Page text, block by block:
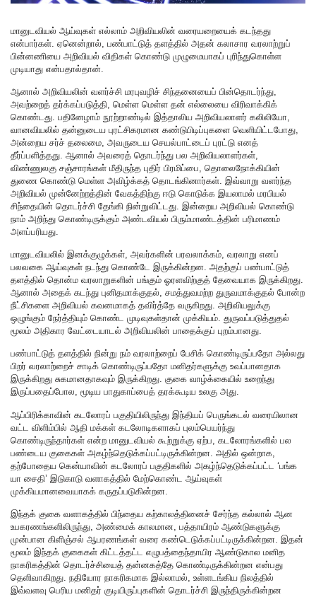
மானுடவியல் ஆய்வுகள் எல்லாம் அறிவியலின் வரையறையைக் கடந்தது
என்பார்கள். ஏனென்றால், பண்பாட்டுத் தளத்தில் அதன் கலாசார வரலாற்றுப்
பின்னணியை அறிவியல் விதிகள் கொண்டு முழுமையாகப் புரிந்துகொள்ள
முடியாது என்பதால்தான்.
ஆனால் அறிவியலின் வளர்ச்சி மரபுவழிச் சிந்தனையைப் பின்தொடர்ந்து,
அவற்றைத் தர்க்கப்படுத்தி, மெள்ள மெள்ள தன் எல்லையை விரிவாக்கிக்
கொண்டது. பதினேழாம் நூற்றாண்டில் இத்தாலிய அறிவியலாளர் கலிலியோ,
வானவியலில் தன்னுடைய புரட்சிகரமான கண்டுபிடிப்புகளை வெளியிட்டபோது,
அன்றைய சர்ச் தலைமை, அவருடைய செயல்பாட்டைப் புரட்டு எனத்
தீர்ப்பளித்தது. ஆனால் அவரைத் தொடர்ந்து பல அறிவியலாளர்கள்,
விண்ணுலகு சஞ்சாரங்கள் மீதிருந்த புதிர் பிரமிப்பை, தொலைநோக்கியின்
துணை கொண்டு மெள்ள அவிழ்க்கத் தொடங்கினார்கள். இவ்வாறு வளர்ந்த
அறிவியல் முன்னேற்றத்தின் வேகத்திற்கு ஈடு கொடுக்க இயலாமல் மரபியல்
சிந்தையின் தொடர்ச்சி தேங்கி நின்றுவிட்டது. இன்றைய அறிவியல் கொண்டு
நாம் அறிந்து கொண்டிருக்கும் அண்டவியல் பிரும்மாண்டத்தின் பரிமாணம்
அளப்பரியது.
மானுடவியலில் இனக்குழுக்கள், அவர்களின் பரவலாக்கம், வரலாறு எனப்
பலவகை ஆய்வுகள் நடந்து கொண்டே இருக்கின்றன. அதற்குப் பண்பாட்டுத்
தளத்தில் தொன்ம வரலாறுகளின் பங்கும் ஓரளவிற்குத் தேவையாக இருக்கிறது.
ஆனால் அதைக் கடந்து புனிதமாக்குதல், சமத்துவமற்ற துருவமாக்குதல் போன்ற
நீட்சிகளை அறிவியல் கவனமாகத் தவிர்த்தே வருகிறது. அறிவியலுக்கு
ஒழுங்கும் நேர்த்தியும் கொண்ட முடிவுகள்தான் முக்கியம். துருவப்படுத்துதல்
மூலம் அதிகார வேட்டையாடல் அறிவியலின் பாதைக்குப் புறம்பானது.
பண்பாட்டுத் தளத்தில் நின்று நம் வரலாற்றைப் பேசிக் கொண்டிருப்பதோ அல்லது
பிறர் வரலாற்றைச் சாடிக் கொண்டிருப்பதோ மனிதர்களுக்கு உவப்பானதாக
இருக்கிறது சுகமானதாகவும் இருக்கிறது. குகை வாழ்க்கையில் உறைந்து
இருப்பதைப்போல, மூடிய பாதுகாப்பைத் தரக்கூடிய உலகு அது.
ஆப்பிரிக்காவின் கடலோரப் பகுதியிலிருந்து இந்தியப் பெருங்கடல் வரையிலான
வட்ட விளிம்பில் ஆதி மக்கள் கடலோடிகளாகப் புலம்பெயர்ந்து
கொண்டிருந்தார்கள் என்ற மானுடவியல் கூற்றுக்கு ஏற்ப, கடலோரங்களில் பல
பண்டைய குகைகள் அகழ்ந்தெடுக்கப்பட்டிருக்கின்றன. அதில் ஒன்றாக,
தற்போதைய கென்யாவின் கடலோரப் பகுதிகளில் அகழ்ந்தெடுக்கப்பட்ட ‘பங்க
யா சைதி’ இடுகாடு வளாகத்தில் மேற்கொண்ட ஆய்வுகள்
முக்கியமானவையாகக் கருதப்படுகின்றன.
இந்தக் குகை வளாகத்தில் பிந்தைய கற்காலத்தினைச் சேர்ந்த கல்லால் ஆன
உபகரணங்களிலிருந்து, அண்மைக் காலமான, பத்தாயிரம் ஆண்டுகளுக்கு
முன்பான கிளிஞ்சல் ஆபரணங்கள் வரை கண்டெடுக்கப்பட்டிருக்கின்றன. இதன்
மூலம் இந்தக் குகைகள் கிட்டத்தட்ட எழுபத்தைந்தாயிர ஆண்டுகால மனித
நாகரிகத்தின் தொடர்ச்சியைத் தன்னகத்தே கொண்டிருக்கின்றன என்பது
தெளிவாகிறது. நதியோர நாகரிகமாக இல்லாமல், உள்ளடங்கிய நிலத்தில்
இவ்வளவு பெரிய மனிதர் குடியிருப்புகளின் தொடர்ச்சி இருந்திருக்கின்றன